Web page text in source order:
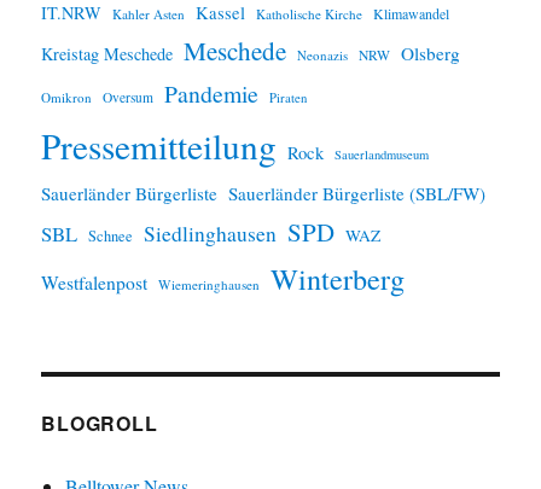
IT.NRW Kahler Asten Kassel Katholische Kirche Klimawandel
Kreistag Meschede Meschede Neonazis NRW Olsberg
Omikron Oversum Pandemie Piraten
Pressemitteilung Rock Sauerlandmuseum
Sauerländer Bürgerliste Sauerländer Bürgerliste (SBL/FW)
SBL Schnee Siedlinghausen SPD WAZ
Westfalenpost Wiemeringhausen Winterberg
BLOGROLL